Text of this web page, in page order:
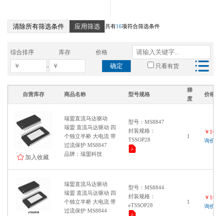
清除所有筛选条件 应用筛选 共有16项符合筛选条件
综合排序 库存 价格
- 确定 只看有货
自营库存 商品名称 型号规格
梯
度
价格
加入收藏
瑞盟直流马达驱动
瑞盟 直流马达驱动 四
个独立半桥 大电流 带
过流保护 MS8847
品牌：瑞盟科技
型号：MS8847
封装规格：
TSSOP28
1
￥
询价
瑞盟直流马达驱动
瑞盟 直流马达驱动 四
个独立半桥 大电流 带
过流保护 MS8844
型号：MS8844
封装规格：
eTSSOP28
1
￥
询价